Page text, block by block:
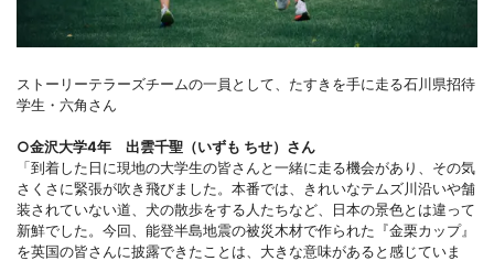
ストーリーテラーズチームの一員として、たすきを手に走る石川県招待
学生・六角さん
○金沢大学4年 出雲千聖（いずも ちせ）さん
「到着した日に現地の大学生の皆さんと一緒に走る機会があり、その気
さくさに緊張が吹き飛びました。本番では、きれいなテムズ川沿いや舗
装されていない道、犬の散歩をする人たちなど、日本の景色とは違って
新鮮でした。今回、能登半島地震の被災木材で作られた『金栗カップ』
を英国の皆さんに披露できたことは、大きな意味があると感じていま